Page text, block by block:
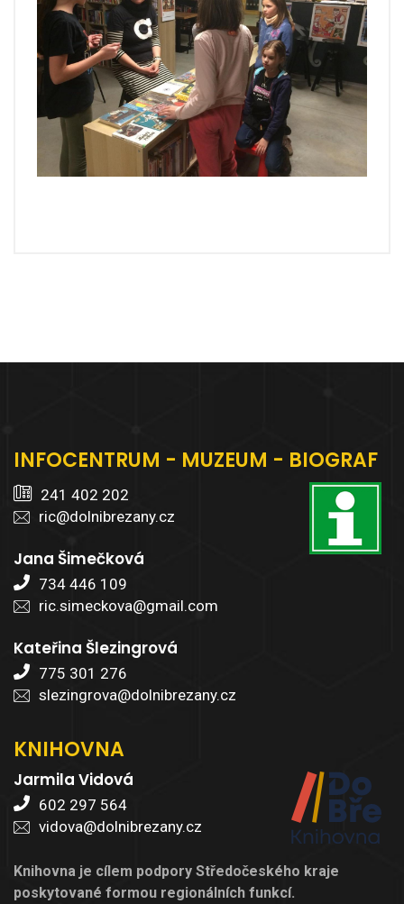
INFOCENTRUM - MUZEUM - BIOGRAF
241 402 202
ric@dolnibrezany.cz
Jana Šimečková
734 446 109
ric.simeckova@gmail.com
Kateřina Šlezingrová
775 301 276
slezingrova@dolnibrezany.cz
KNIHOVNA
Jarmila Vidová
602 297 564
vidova@dolnibrezany.cz
Knihovna je cílem podpory Středočeského kraje
poskytované formou regionálních funkcí.